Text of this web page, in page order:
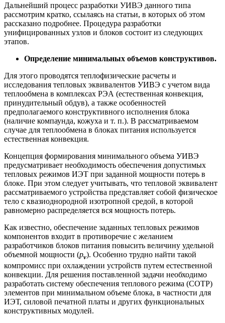
Дальнейший процесс разработки УИВЭ данного типа
рассмотрим кратко, ссылаясь на статьи, в которых об этом
рассказано подробнее. Процедура разработки
унифицированных узлов и блоков состоит из следующих
этапов.
Определение минимальных объемов конструктивов.
Для этого проводятся теплофизические расчеты и
исследования тепловых эквивалентов УИВЭ с учетом вида
теплообмена в комплексах РЭА (естественная конвекция,
принудительный обдув), а также особенностей
предполагаемого конструктивного исполнения блока
(наличие компаунда, кожуха и т. п.). В рассматриваемом
случае для теплообмена в блоках питания используется
естественная конвекция.
Концепция формирования минимального объема УИВЭ
предусматривает необходимость обеспечения допустимых
тепловых режимов ИЭТ при заданной мощности потерь в
блоке. При этом следует учитывать, что тепловой эквивалент
рассматриваемого устройства представляет собой физическое
тело с квазиоднородной изотропной средой, в которой
равномерно распределяется вся мощность потерь.
Как известно, обеспечение заданных тепловых режимов
компонентов входит в противоречие с желанием
разработчиков блоков питания повысить величину удельной
объемной мощности (pv). Особенно трудно найти такой
компромисс при охлаждении устройств путем естественной
конвекции. Для решения поставленной задачи необходимо
разработать систему обеспечения теплового режима (СОТР)
элементов при минимальном объеме блока, в частности для
ИЭТ, силовой печатной платы и других функциональных
конструктивных модулей.